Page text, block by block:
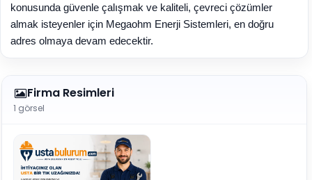
konusunda güvenle çalışmak ve kaliteli, çevreci çözümler
almak isteyenler için Megaohm Enerji Sistemleri, en doğru
adres olmaya devam edecektir.
Firma Resimleri
1 görsel